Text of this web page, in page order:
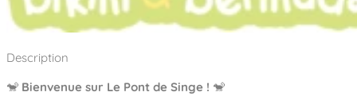
À propos
Nos engagements
Notre partenariat avec l’association Rêves de clown
Aires de jeux Bikini & Bermuda®
Description
🐒 Bienvenue sur Le Pont de Singe ! 🐒